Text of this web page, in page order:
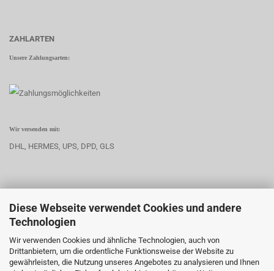
Diese Webseite verwendet Cookies und andere
Technologien
Wir verwenden Cookies und ähnliche Technologien, auch von
Drittanbietern, um die ordentliche Funktionsweise der Website zu
gewährleisten, die Nutzung unseres Angebotes zu analysieren und Ihnen
ZAHLARTEN
Unsere Zahlungsarten:
Wir versenden mit:
DHL, HERMES, UPS, DPD, GLS
KONTAKT
Sascha Meerpohl
Edewechter Straße 26
26689 Apen
Deutschland